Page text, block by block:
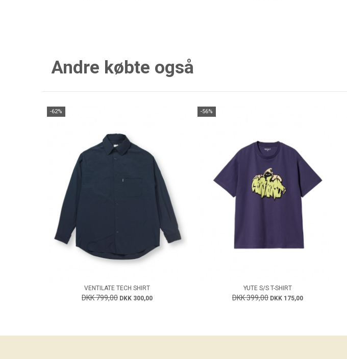
Andre købte også
-62%
VENTILATE TECH SHIRT
DKK 799,00 DKK 300,00
-56%
YUTE S/S T-SHIRT
DKK 399,00 DKK 175,00